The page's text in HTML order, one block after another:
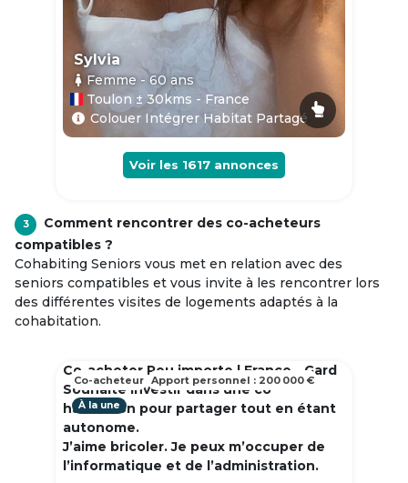
Sylvia
Femme - 60ans
Toulon ± 30kms - France
Colouer Intégrer Habitat Partagé
Voir les 1617 annonces
3
Comment rencontrer des co-acheteurs
compatibles ?
Cohabiting Seniors vous met en relation avec des
seniors compatibles et vous invite à les rencontrer lors
des différentes visites de logements adaptés à la
cohabitation.
Co-acheter Peu importe | France - Gard
Souhaite investir dans une co
habitation pour partager tout en étant
autonome.
J’aime bricoler. Je peux m’occuper de
l’informatique et de l’administration.
À la une
Co-acheteur Apport personnel : 200 000 €